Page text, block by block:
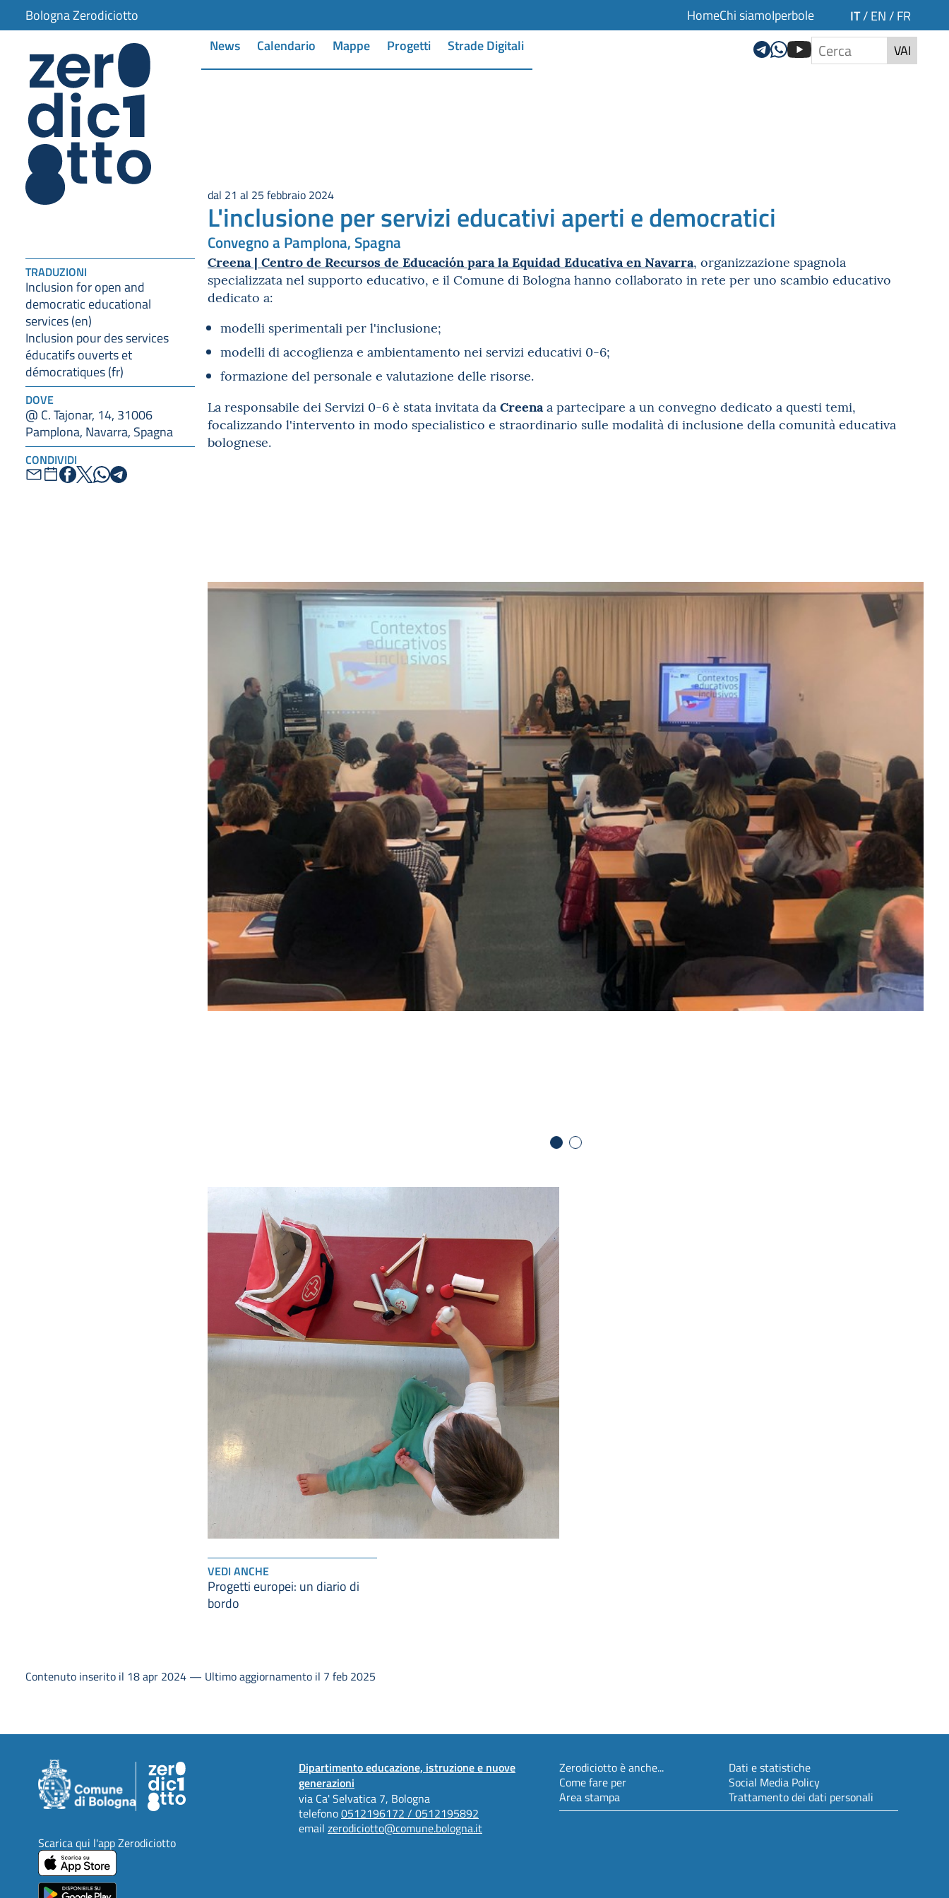
item 1 of 2Bologna Zerodiciotto HomeChi siamoIperbole IT/ EN / FR
News Calendario Mappe Progetti Strade Digitali VAI
TRADUZIONI
Inclusion for open and
democratic educational
services (en)
Inclusion pour des services
éducatifs ouverts et
démocratiques (fr)
DOVE
@ C. Tajonar, 14, 31006
Pamplona, Navarra, Spagna
CONDIVIDI
dal 21 al 25 febbraio 2024
L'inclusione per servizi educativi aperti e democratici
Convegno a Pamplona, Spagna
Creena | Centro de Recursos de Educación para la Equidad Educativa en Navarra, organizzazione spagnola
specializzata nel supporto educativo, e il Comune di Bologna hanno collaborato in rete per uno scambio educativo
dedicato a:
modelli sperimentali per l'inclusione;
modelli di accoglienza e ambientamento nei servizi educativi 0-6;
formazione del personale e valutazione delle risorse.
La responsabile dei Servizi 0-6 è stata invitata da Creenaa partecipare a un convegno dedicato a questi temi,
focalizzando l'intervento in modo specialistico e straordinario sulle modalità di inclusione della comunità educativa
bolognese.
VEDI ANCHE
Progetti europei: un diario di
bordo
Contenuto inserito il 18 apr 2024 — Ultimo aggiornamento il 7 feb 2025
Dipartimento educazione, istruzione e nuove
generazioni
via Ca' Selvatica 7, Bologna
telefono0512196172 / 0512195892
email zerodiciotto@comune.bologna.it
Zerodiciotto è anche...
Come fare per
Area stampa
Dati e statistiche
Social Media Policy
Trattamento dei dati personali
Scarica qui l'app Zerodiciotto